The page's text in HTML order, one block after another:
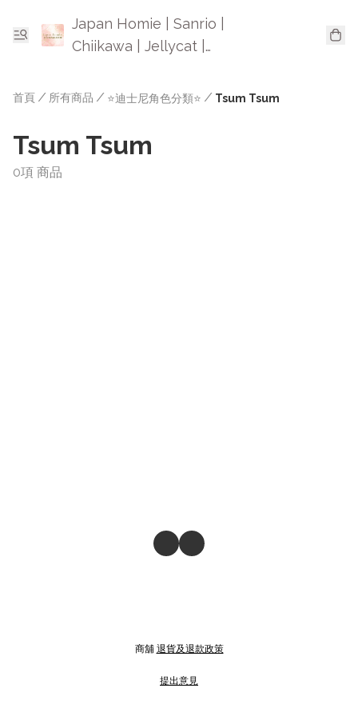
Japan Homie | Sanrio |
Chiikawa | Jellycat |
首頁 / 所有商品 / ⭐迪士尼角色分類⭐ / Tsum Tsum
Tsum Tsum
0項 商品
商舖 退貨及退款政策
提出意見